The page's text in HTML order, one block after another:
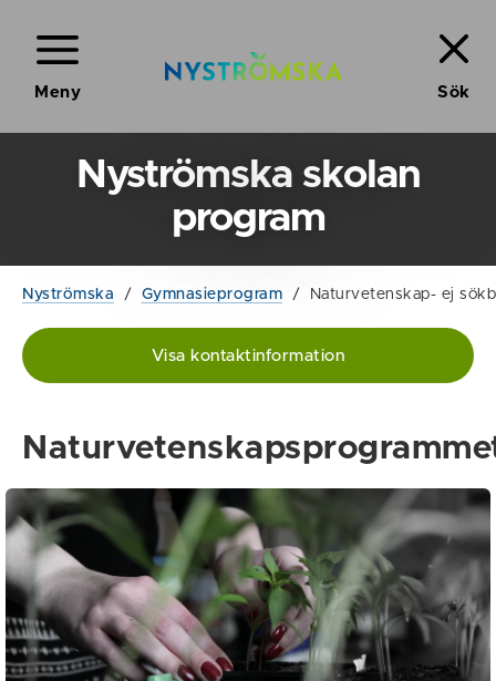
Meny Sök
Nyströmska skolan
program
Nyströmska / Gymnasieprogram / Naturvetenskap- ej
Visa kontaktinformation